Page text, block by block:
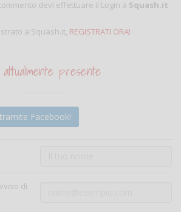
devi effettuare il Login a Squash.it
a Squash.it, REGISTRATI ORA!
attualmente presente
Facebook!
di